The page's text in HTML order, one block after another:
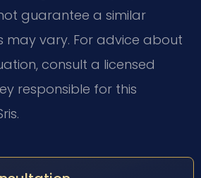
guarantee a similar
may vary. For advice about
consult a licensed
responsible for this